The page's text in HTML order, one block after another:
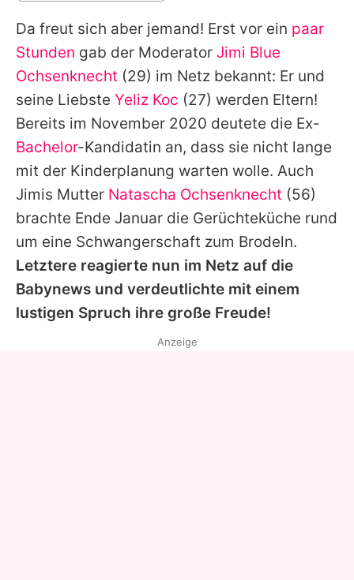
Redaktionelle Richtlinien
Impressum
Datenschutzerklärung
Nutzungsbedingungen
Utiq verwalten
Da freut sich aber jemand! Erst vor ein paar
Stunden gab der Moderator Jimi Blue
Ochsenknecht (29) im Netz bekannt: Er und
seine Liebste Yeliz Koc (27) werden Eltern!
Bereits im November 2020 deutete die Ex-
Bachelor-Kandidatin an, dass sie nicht lange
mit der Kinderplanung warten wolle. Auch
Jimis Mutter Natascha Ochsenknecht (56)
brachte Ende Januar die Gerüchteküche rund
um eine Schwangerschaft zum Brodeln.
Letztere reagierte nun im Netz auf die
Babynews und verdeutlichte mit einem
lustigen Spruch ihre große Freude!
Anzeige